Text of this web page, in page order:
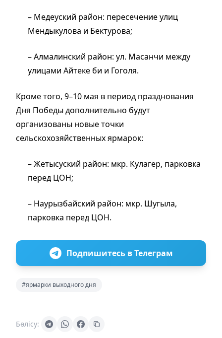
– Медеуский район: пересечение улиц
Мендыкулова и Бектурова;
– Алмалинский район: ул. Масанчи между
улицами Айтеке би и Гоголя.
Кроме того, 9–10 мая в период празднования
Дня Победы дополнительно будут
организованы новые точки
сельскохозяйственных ярмарок:
– Жетысуский район: мкр. Кулагер, парковка
перед ЦОН;
– Наурызбайский район: мкр. Шугыла,
парковка перед ЦОН.
Подпишитесь в Телеграм
#ярмарки выходного дня
Бөлісу: